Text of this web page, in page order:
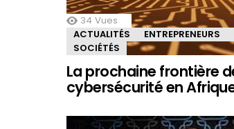
34 Vues
ACTUALITÉS
ENTREPRENEURS
SOCIÉTÉS
La prochaine frontière
cybersécurité en